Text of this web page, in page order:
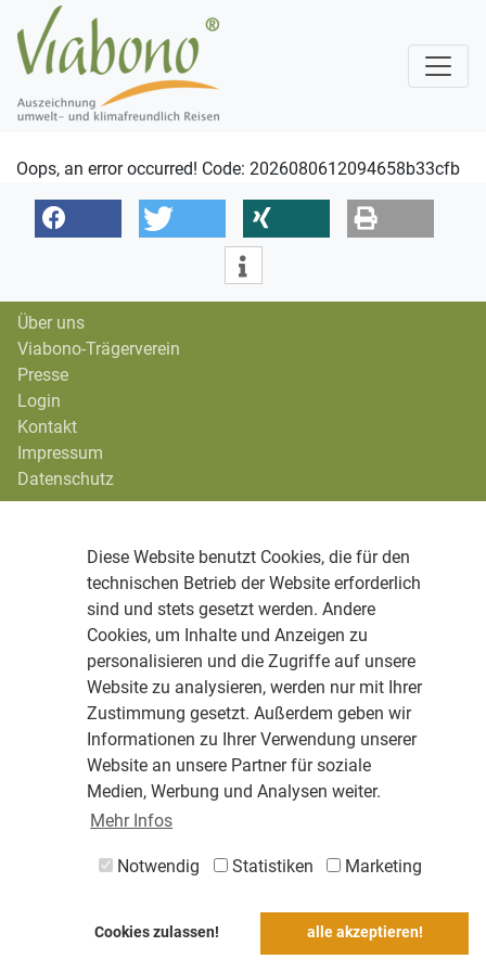
Diese Website benutzt Cookies, die für den
technischen Betrieb der Website erforderlich
sind und stets gesetzt werden. Andere
Cookies, um Inhalte und Anzeigen zu
personalisieren und die Zugriffe auf unsere
Website zu analysieren, werden nur mit Ihrer
Zustimmung gesetzt. Außerdem geben wir
Informationen zu Ihrer Verwendung unserer
Website an unsere Partner für soziale
Medien, Werbung und Analysen weiter.
Mehr Infos
Notwendig Statistiken Marketing
Cookies zulassen! alle akzeptieren!
Oops, an error occurred! Code: 2026080612094658b33cfb
Über uns
Viabono-Trägerverein
Presse
Login
Kontakt
Impressum
Datenschutz